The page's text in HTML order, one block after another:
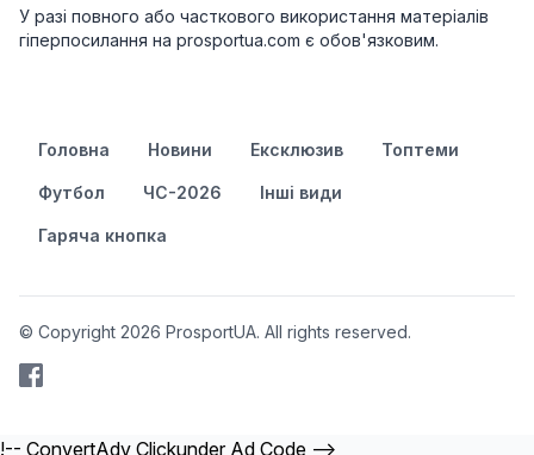
У разі повного або часткового використання матеріалів
гіперпосилання на prosportua.com є обов'язковим.
Головна Новини Ексклюзив Топтеми
Футбол ЧС-2026 Інші види
Гаряча кнопка
© Copyright 2026 ProsportUA. All rights reserved.
!-- ConvertAdv Clickunder Ad Code -->